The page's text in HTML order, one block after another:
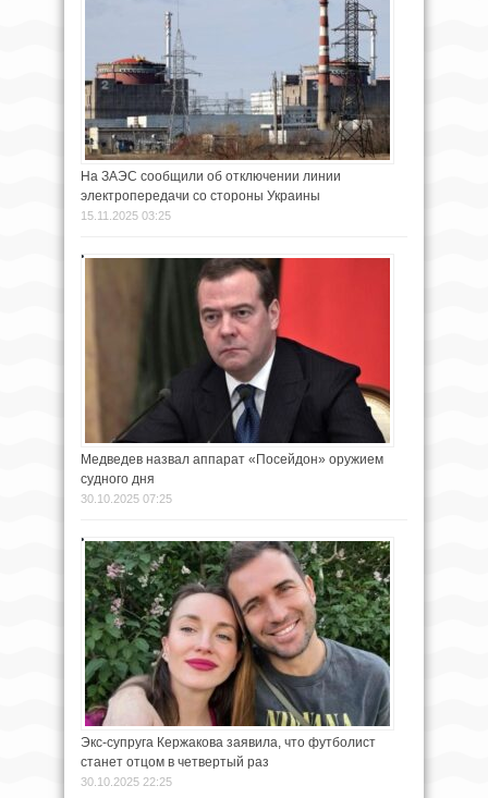
На ЗАЭС сообщили об отключении линии
электропередачи со стороны Украины
15.11.2025 03:25
Медведев назвал аппарат «Посейдон» оружием
судного дня
30.10.2025 07:25
Экс-супруга Кержакова заявила, что футболист
станет отцом в четвертый раз
30.10.2025 22:25